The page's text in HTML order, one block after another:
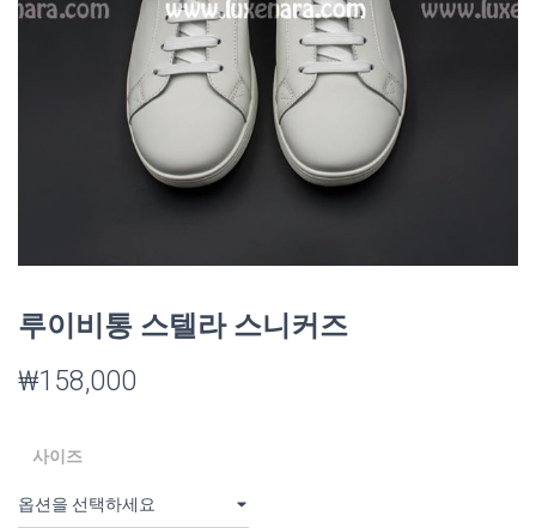
루이비통 스텔라 스니커즈
₩158,000
사이즈